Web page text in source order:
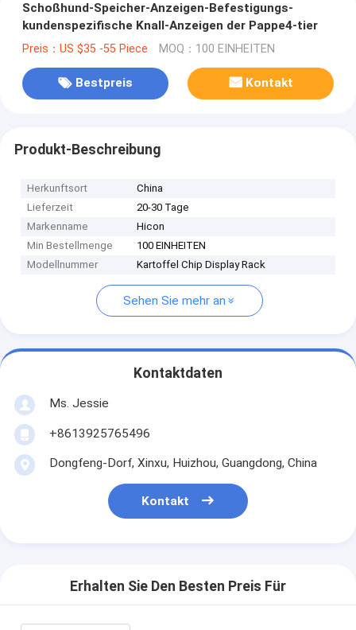
Schoßhund-Speicher-Anzeigen-Befestigungs-
kundenspezifische Knall-Anzeigen der Pappe4-tier
Preis：US $35 -55 Piece MOQ：100 EINHEITEN
Bestpreis Kontakt
Produkt-Beschreibung
Herkunftsort
China
Lieferzeit
20-30 Tage
Markenname
Hicon
Min Bestellmenge
100 EINHEITEN
Modellnummer
Kartoffel Chip Display Rack
Sehen Sie mehr an
Kontaktdaten
Ms. Jessie
+8613925765496
Dongfeng-Dorf, Xinxu, Huizhou, Guangdong, China
Kontakt
Erhalten Sie Den Besten Preis Für